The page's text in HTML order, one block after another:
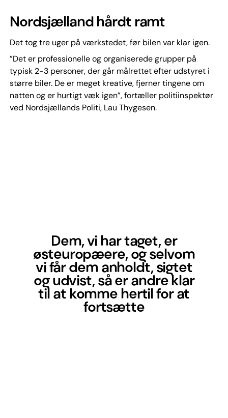
Nordsjælland hårdt ramt
Det tog tre uger på værkstedet, før bilen var klar igen.
”Det er professionelle og organiserede grupper på
typisk 2-3 personer, der går målrettet efter udstyret i
større biler. De er meget kreative, fjerner tingene om
natten og er hurtigt væk igen”, fortæller politiinspektør
ved Nordsjællands Politi, Lau Thygesen.
Dem, vi har taget, er
østeuropæere, og selvom
vi får dem anholdt, sigtet
og udvist, så er andre klar
til at komme hertil for at
fortsætte